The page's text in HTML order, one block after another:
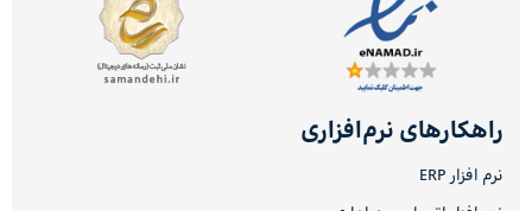
راهکارهای نرم‌افزاری
نرم افزار ERP